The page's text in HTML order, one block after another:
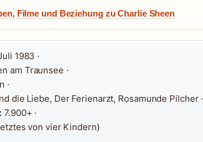
Filme und Beziehung zu Charlie Sheen
1983 ·
am Traunsee ·
·
die Liebe, Der Ferienarzt, Rosamunde Pilcher ·
7.900+ ·
von vier Kindern)